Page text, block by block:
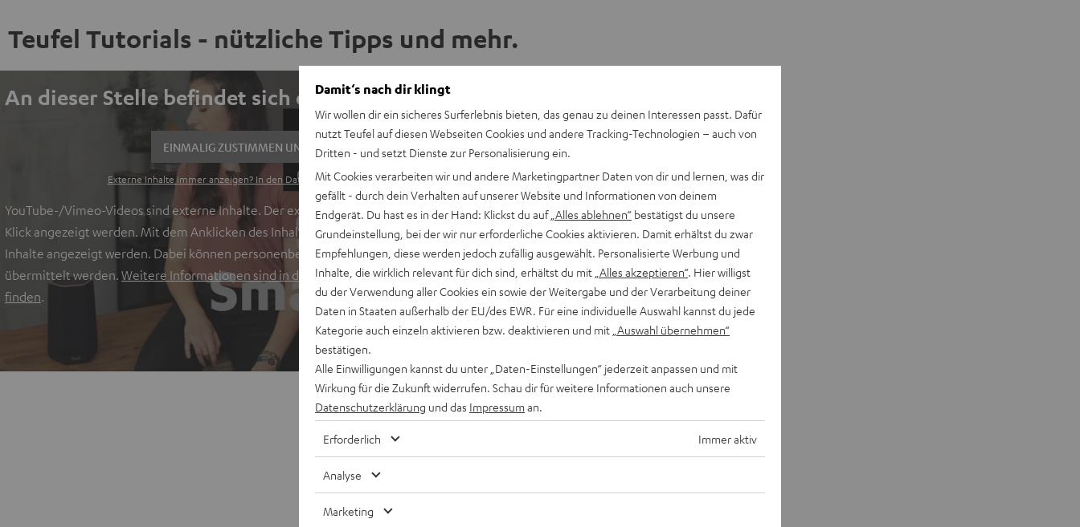
Teufel Tutorials - nützliche Tipps und mehr.
An dieser Stelle befindet sich ein Video
EINMALIG ZUSTIMMEN UND ANZEIGEN
Externe Inhalte immer anzeigen? In den Daten‑Einstellungen aktivieren
YouTube-/Vimeo-Videos sind externe Inhalte. Der externe Inhalt kann hier mit nur einem
Klick angezeigt werden. Mit dem Anklicken des Inhalts wird zugestimmt, dass externe
Inhalte angezeigt werden. Dabei können personenbezogene Daten an Drittplattformen
übermittelt werden. Weitere Informationen sind in der Datenschutzerklärung unter I zu
finden.
Damit‘s nach dir klingt
Wir wollen dir ein sicheres Surferlebnis bieten, das genau zu deinen Interessen passt. Dafür
nutzt Teufel auf diesen Webseiten Cookies und andere Tracking-Technologien – auch von
Dritten - und setzt Dienste zur Personalisierung ein.
Mit Cookies verarbeiten wir und andere Marketingpartner Daten von dir und lernen, was dir
gefällt - durch dein Verhalten auf unserer Website und Informationen von deinem
Endgerät. Du hast es in der Hand: Klickst du auf „Alles ablehnen“ bestätigst du unsere
Grundeinstellung, bei der wir nur erforderliche Cookies aktivieren. Damit erhältst du zwar
Empfehlungen, diese werden jedoch zufällig ausgewählt. Personalisierte Werbung und
Inhalte, die wirklich relevant für dich sind, erhältst du mit „Alles akzeptieren“. Hier willigst
du der Verwendung aller Cookies ein sowie der Weitergabe und der Verarbeitung deiner
Daten in Staaten außerhalb der EU/des EWR. Für eine individuelle Auswahl kannst du jede
Kategorie auch einzeln aktivieren bzw. deaktivieren und mit „Auswahl übernehmen“
bestätigen.
Alle Einwilligungen kannst du unter „Daten-Einstellungen“ jederzeit anpassen und mit
Wirkung für die Zukunft widerrufen. Schau dir für weitere Informationen auch unsere
Datenschutzerklärung und das Impressum an.
Erforderlich Immer aktiv
Analyse
Marketing